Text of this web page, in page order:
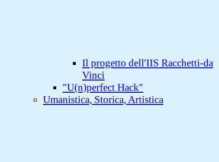
Il progetto dell'IIS Racchetti-da
Vinci
"U(n)perfect Hack"
Umanistica, Storica, Artistica